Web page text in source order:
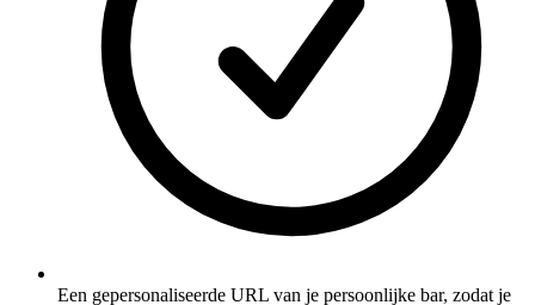
Een gepersonaliseerde URL van je persoonlijke bar, zodat je